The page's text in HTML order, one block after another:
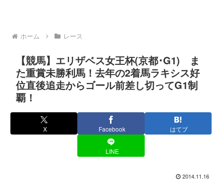
ホーム レース
【競馬】エリザベス女王杯(京都･G1) ま
た重賞未勝利馬！去年の2着馬ラキシス好
位直後追走からゴール前差し切ってG1制
覇！
X Facebook はてブ
LINE
2014.11.16